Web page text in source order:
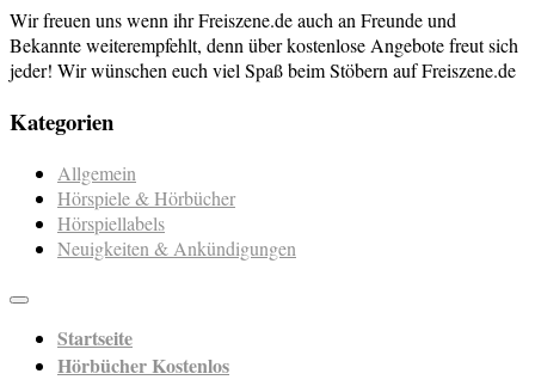
Wir freuen uns wenn ihr Freiszene.de auch an Freunde und
Bekannte weiterempfehlt, denn über kostenlose Angebote freut sich
jeder! Wir wünschen euch viel Spaß beim Stöbern auf Freiszene.de
Kategorien
Allgemein
Hörspiele & Hörbücher
Hörspiellabels
Neuigkeiten & Ankündigungen
Startseite
Hörbücher Kostenlos